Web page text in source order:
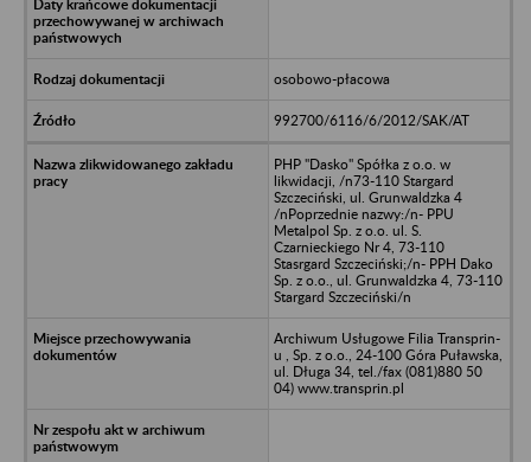
osobowo-płacowa
992700/6116/6/2012/SAK/AT
PHP "Dasko" Spółka z o.o. w
likwidacji, /n73-110 Stargard
Szczeciński, ul. Grunwaldzka 4
/nPoprzednie nazwy:/n- PPU
Metalpol Sp. z o.o. ul. S.
Czarnieckiego Nr 4, 73-110
Stasrgard Szczeciński;/n- PPH Dako
Sp. z o.o., ul. Grunwaldzka 4, 73-110
Stargard Szczeciński/n
Archiwum Usługowe Filia Transprin-
u , Sp. z o.o., 24-100 Góra Puławska,
ul. Długa 34, tel./fax (081)880 50
04) www.transprin.pl